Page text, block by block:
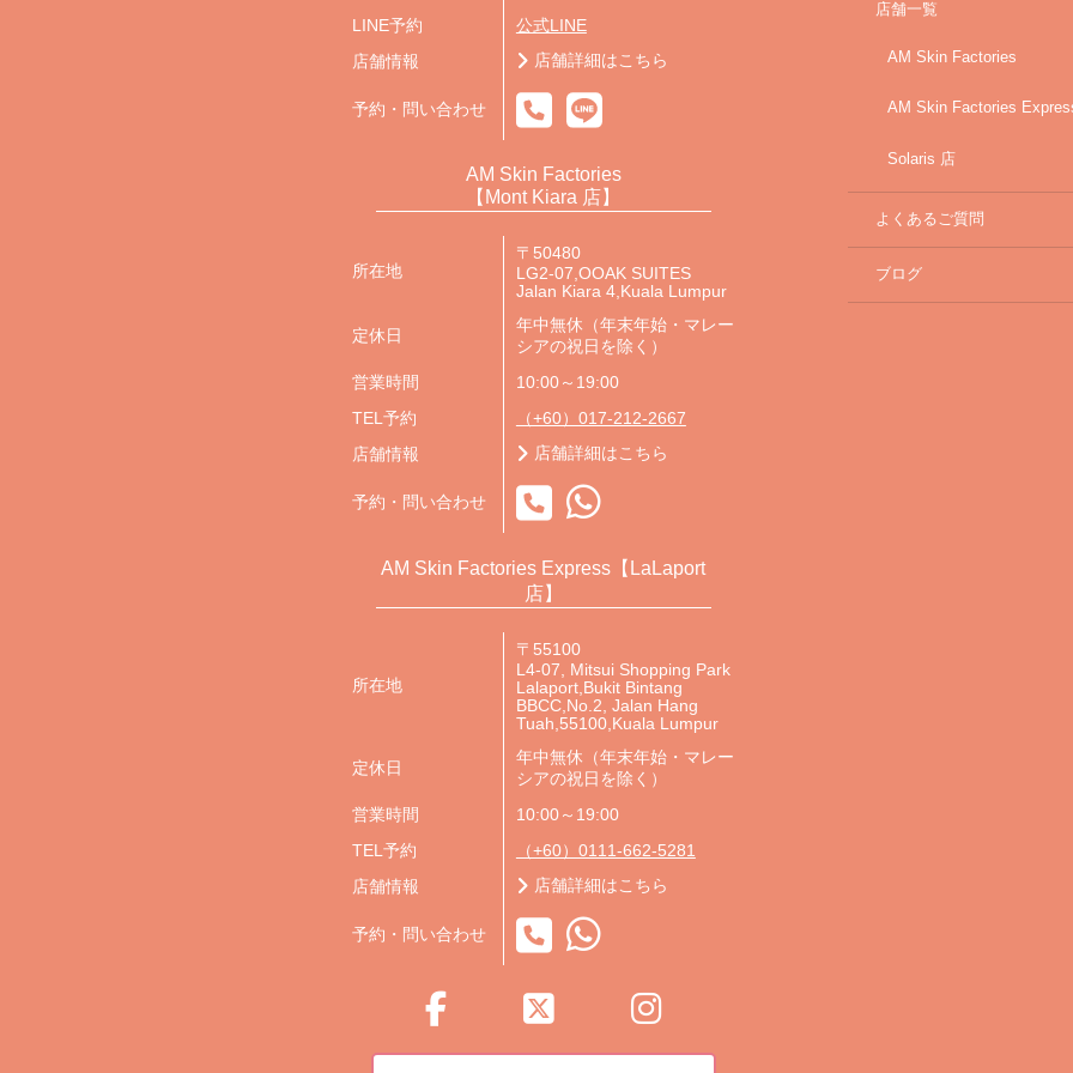
LINE予約
公式LINE
店舗情報
店舗詳細はこちら
予約・問い合わせ
AM Skin Factories
【Mont Kiara 店】
所在地
〒50480
LG2-07,OOAK SUITES
Jalan Kiara 4,Kuala Lumpur
定休日
年中無休（年末年始・マレー
シアの祝日を除く）
営業時間
10:00～19:00
TEL予約
（+60）017-212-2667
店舗情報
店舗詳細はこちら
予約・問い合わせ
AM Skin Factories Express【LaLaport
店】
所在地
〒55100
L4-07, Mitsui Shopping Park
Lalaport,Bukit Bintang
BBCC,No.2, Jalan Hang
Tuah,55100,Kuala Lumpur
定休日
年中無休（年末年始・マレー
シアの祝日を除く）
営業時間
10:00～19:00
TEL予約
（+60）0111-662-5281
店舗情報
店舗詳細はこちら
予約・問い合わせ
店舗一覧
AM Skin Factories
AM Skin Factories
Solaris 店
よくあるご質問
ブログ